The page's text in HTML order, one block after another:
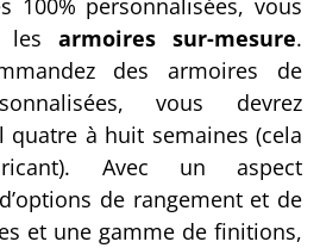
100% personnalisées, vous
les armoires sur-mesure.
des armoires de
vous devrez
quatre à huit semaines (cela
Avec un aspect
de rangement et de
et une gamme de finitions,